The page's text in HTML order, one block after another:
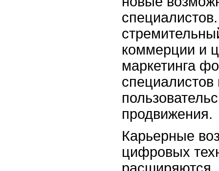
коммерции и
маркетинга
специалистов
продвижения.
Карьерные
цифровых